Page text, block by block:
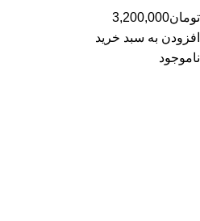
تومان3,200,000
افزودن به سبد خرید
ناموجود